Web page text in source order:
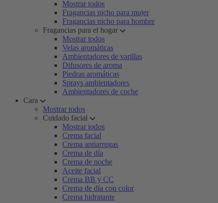
Mostrar todos
Fragancias nicho para mujer
Fragancias nicho para hombre
Fragancias para el hogar
Mostrar todos
Velas aromáticas
Ambientadores de varillas
Difusores de aroma
Piedras aromáticas
Sprays ambientadores
Ambientadores de coche
Cara
Mostrar todos
Cuidado facial
Mostrar todos
Crema facial
Crema antiarrugas
Crema de día
Crema de noche
Aceite facial
Crema BB y CC
Crema de día con color
Crema hidratante